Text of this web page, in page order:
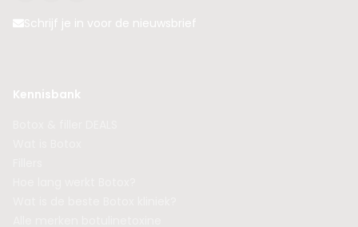
Schrijf je in voor de nieuwsbrief
Kennisbank